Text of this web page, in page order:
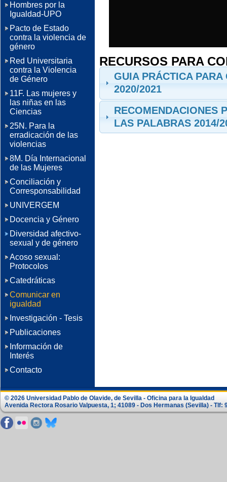
RECURSOS PARA
GUIA PRÁCTICA
2020/2021
RECOMENDACIONES
LAS PALABRAS 2014/
Hombres por la
Igualdad-UPO
Pacto de Estado
contra la violencia de
género
Red Universitaria
contra la Violencia
de Género
11F. Las mujeres y
las niñas en las
Ciencias
25N. Para la
erradicación de las
violencias
8M. Día Internacional
de las Mujeres
Conciliación y
Corresponsabilidad
UNIVERGEM
Docencia y Género
Diversidad afectivo-
sexual y de género
Acoso sexual:
Protocolos
Catedráticas
Comunicar en
igualdad
Investigación - Tesis
Publicaciones
Información de
Interés
Contacto
© 2026 Universidad Pablo de Olavide, de Sevilla - Oficina para la Igualdad
Avenida Rectora Rosario Valpuesta, 1; 41089 - Dos Hermanas (Sevilla) - Tlf: